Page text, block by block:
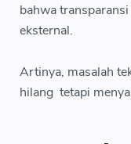
bahwa
eksternal.
Artinya, masalah
hilang tetapi